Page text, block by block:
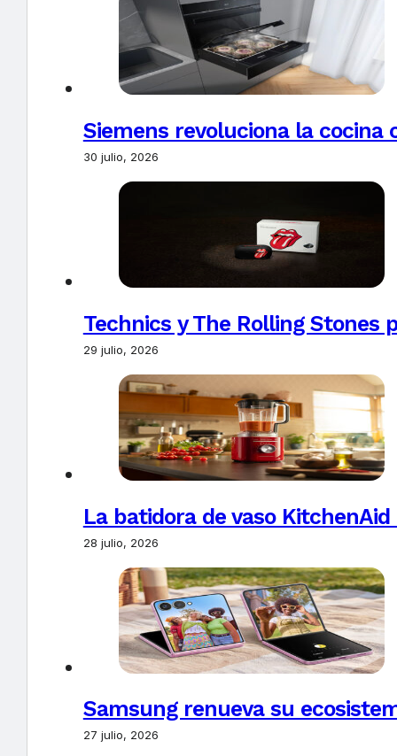
Siemens revoluciona la
30 julio, 2026
Technics y The Rolling Stones
29 julio, 2026
La batidora de vaso
28 julio, 2026
Samsung renueva su
27 julio, 2026